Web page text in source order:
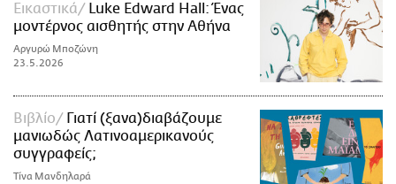
Εικαστικά
Luke Edward Hall: Ένας
μοντέρνος αισθητής στην Αθήνα
Αργυρώ Μποζώνη
23.5.2026
Βιβλίο
Γιατί (ξανα)διαβάζουμε
μανιωδώς Λατινοαμερικανούς
συγγραφείς;
Τίνα Μανδηλαρά